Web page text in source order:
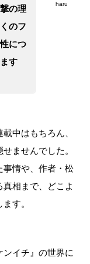
haru
の理
のフ
につ
す
中はもちろん、
ませんでした。
事情や、作者・松
相まで、どこよ
す。
イチ』の世界に